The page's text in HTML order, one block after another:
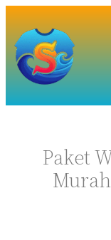
Paket